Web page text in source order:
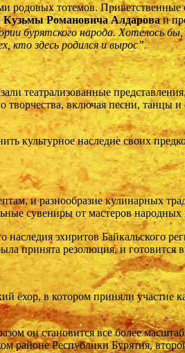
тотемов. Приветственные
Кузьмы Романовича Алдароваи
бурятского народа. Хотелось бы,
кто здесь родился и вырос”.
театрализованные
включая песни, танцы
культурное наследие своих
и разнообразие кулинарных
сувениры от мастеров
эхиритов Байкальского
принята резолюция, и готовится
в котором приняли участие
он становится все более
районе Республики Бурятия,